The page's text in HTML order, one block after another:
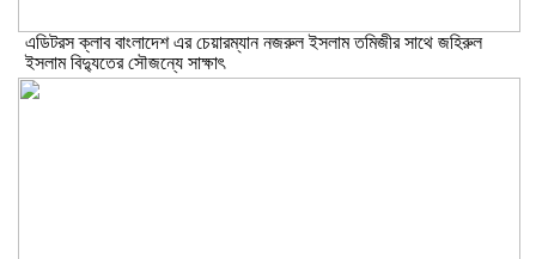
এডিটরস ক্লাব বাংলাদেশ এর চেয়ারম্যান নজরুল ইসলাম তমিজীর সাথে জহিরুল
ইসলাম বিদ্যুতের সৌজন্যে সাক্ষাৎ